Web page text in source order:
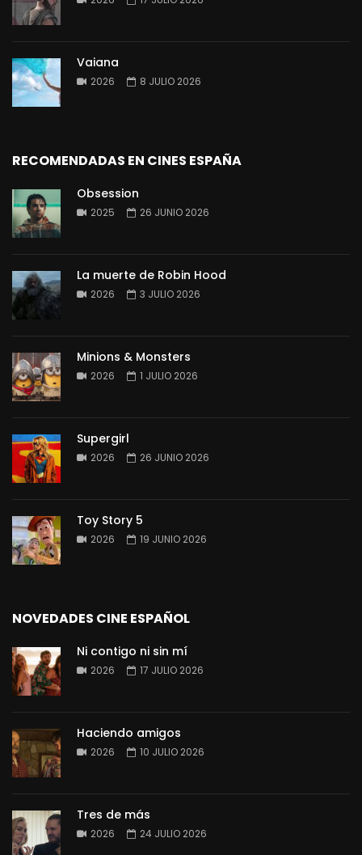
Vaiana
2026 8 JULIO 2026
RECOMENDADAS EN CINES ESPAÑA
Obsession
2025 26 JUNIO 2026
La muerte de Robin Hood
2026 3 JULIO 2026
Minions & Monsters
2026 1 JULIO 2026
Supergirl
2026 26 JUNIO 2026
Toy Story 5
2026 19 JUNIO 2026
NOVEDADES CINE ESPAÑOL
Ni contigo ni sin mí
2026 17 JULIO 2026
Haciendo amigos
2026 10 JULIO 2026
Tres de más
2026 24 JULIO 2026